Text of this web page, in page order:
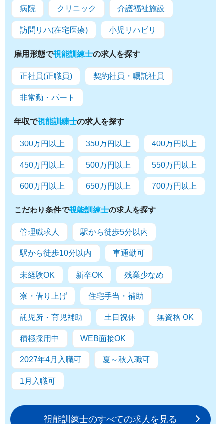
病院 クリニック 介護福祉施設
訪問リハ(在宅医療) 小児リハビリ
雇用形態で視能訓練士の求人を探す
正社員(正職員) 契約社員・嘱託社員
非常勤・パート
年収で視能訓練士の求人を探す
300万円以上 350万円以上 400万円以上
450万円以上 500万円以上 550万円以上
600万円以上 650万円以上 700万円以上
こだわり条件で視能訓練士の求人を探す
管理職求人 駅から徒歩5分以内
駅から徒歩10分以内 車通勤可
未経験OK 新卒OK 残業少なめ
寮・借り上げ 住宅手当・補助
託児所・育児補助 土日祝休 無資格 OK
積極採用中 WEB面接OK
2027年4月入職可 夏～秋入職可
1月入職可
視能訓練士のすべての求人を見る